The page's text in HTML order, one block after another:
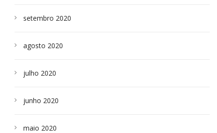
setembro 2020
agosto 2020
julho 2020
junho 2020
maio 2020